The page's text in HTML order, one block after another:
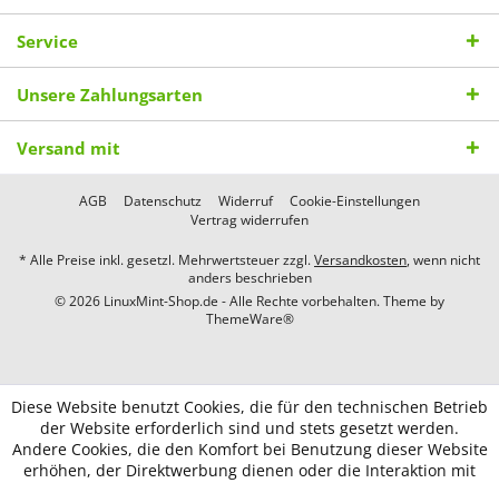
Service
Unsere Zahlungsarten
Versand mit
AGB Datenschutz Widerruf
Cookie-Einstellungen
Vertrag widerrufen
* Alle Preise inkl. gesetzl. Mehrwertsteuer zzgl.Versandkosten, wenn nicht
anders beschrieben
© 2026 LinuxMint-Shop.de - Alle Rechte vorbehalten. Theme by
ThemeWare®
Diese Website benutzt Cookies, die für den technischen Betrieb
der Website erforderlich sind und stets gesetzt werden.
Andere Cookies, die den Komfort bei Benutzung dieser Website
erhöhen, der Direktwerbung dienen oder die Interaktion mit